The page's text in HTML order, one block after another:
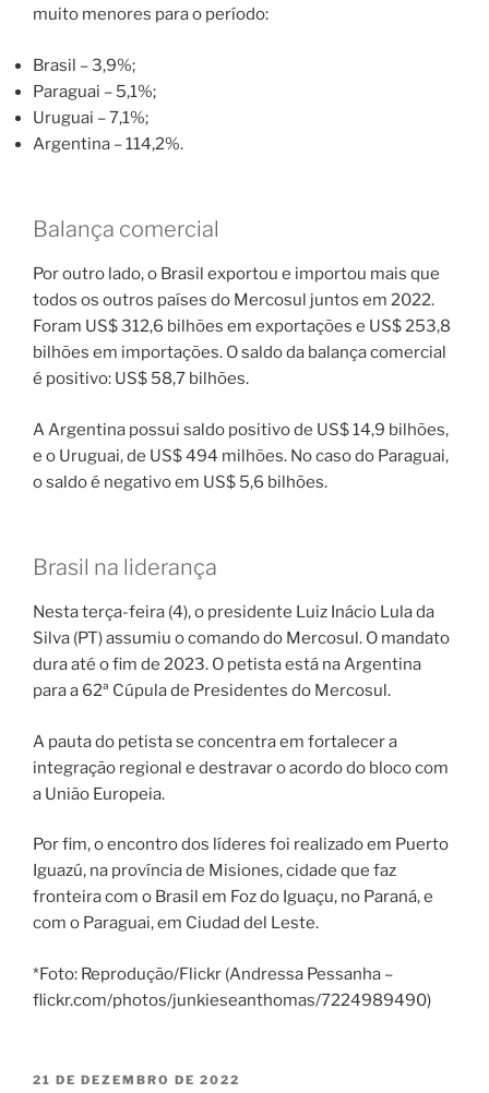
muito menores para o período:
Brasil – 3,9%;
Paraguai – 5,1%;
Uruguai – 7,1%;
Argentina – 114,2%.
Balança comercial
Por outro lado, o Brasil exportou e importou mais que
todos os outros países do Mercosul juntos em 2022.
Foram US$ 312,6 bilhões em exportações e US$ 253,8
bilhões em importações. O saldo da balança comercial
é positivo: US$ 58,7 bilhões.
A Argentina possui saldo positivo de US$ 14,9 bilhões,
e o Uruguai, de US$ 494 milhões. No caso do Paraguai,
o saldo é negativo em US$ 5,6 bilhões.
Brasil na liderança
Nesta terça-feira (4), o presidente Luiz Inácio Lula da
Silva (PT) assumiu o comando do Mercosul. O mandato
dura até o fim de 2023. O petista está na Argentina
para a 62ª Cúpula de Presidentes do Mercosul.
A pauta do petista se concentra em fortalecer a
integração regional e destravar o acordo do bloco com
a União Europeia.
Por fim, o encontro dos líderes foi realizado em Puerto
Iguazú, na província de Misiones, cidade que faz
fronteira com o Brasil em Foz do Iguaçu, no Paraná, e
com o Paraguai, em Ciudad del Leste.
*Foto: Reprodução/Flickr (Andressa Pessanha –
flickr.com/photos/junkieseanthomas/7224989490)
PUBLICADO
21 DE DEZEMBRO DE 2022